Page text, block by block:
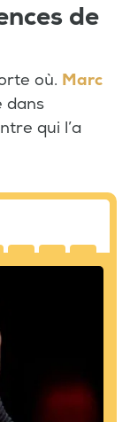
de
où. Marc
dans
qui l’a